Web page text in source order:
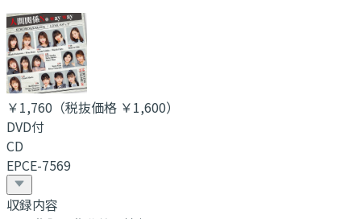
￥1,760 （税抜価格 ￥1,600）
DVD付
CD
EPCE-7569
収録内容